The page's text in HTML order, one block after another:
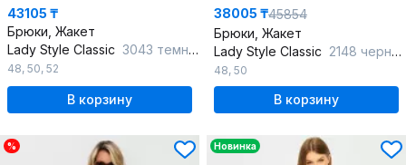
43105 ₸
Брюки, Жакет
Lady Style Classic 3043 темно-синий_с_серым
48, 50, 52
В корзину
38005 ₸45854
Брюки, Жакет
Lady Style Classic 2148 черный_с_серым
48, 50
В корзину
% Новинка